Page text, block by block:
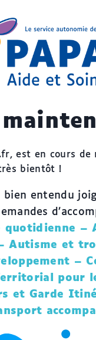
est en cours de
bientôt !
bien entendu
quotidienne –
Autisme et
–
pour
et Garde